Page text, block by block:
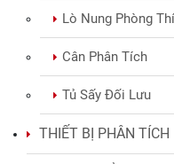
Lò Nung Phòng
Cân Phân Tích
Tủ Sấy Đối Lưu
THIẾT BỊ PHÂN